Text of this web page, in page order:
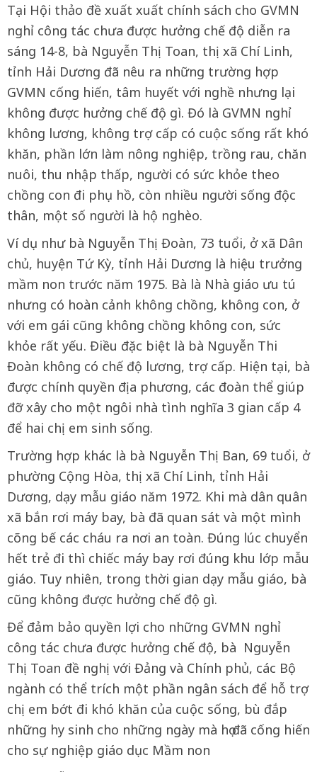
Tại Hội thảo đề xuất xuất chính sách cho GVMN
nghỉ công tác chưa được hưởng chế độ diễn ra
sáng 14-8, bà Nguyễn Thị Toan, thị xã Chí Linh,
tỉnh Hải Dương đã nêu ra những trường hợp
GVMN cống hiến, tâm huyết với nghề nhưng lại
không được hưởng chế độ gì. Đó là GVMN nghỉ
không lương, không trợ cấp có cuộc sống rất khó
khăn, phần lớn làm nông nghiệp, trồng rau, chăn
nuôi, thu nhập thấp, người có sức khỏe theo
chồng con đi phụ hồ, còn nhiều người sống độc
thân, một số người là hộ nghèo.
Ví dụ như bà Nguyễn Thị Đoàn, 73 tuổi, ở xã Dân
chủ, huyện Tứ Kỳ, tỉnh Hải Dương là hiệu trưởng
mầm non trước năm 1975. Bà là Nhà giáo ưu tú
nhưng có hoàn cảnh không chồng, không con, ở
với em gái cũng không chồng không con, sức
khỏe rất yếu. Điều đặc biệt là bà Nguyễn Thi
Đoàn không có chế độ lương, trợ cấp. Hiện tại, bà
được chính quyền địa phương, các đoàn thể giúp
đỡ xây cho một ngôi nhà tình nghĩa 3 gian cấp 4
để hai chị em sinh sống.
Trường hợp khác là bà Nguyễn Thị Ban, 69 tuổi, ở
phường Cộng Hòa, thị xã Chí Linh, tỉnh Hải
Dương, dạy mẫu giáo năm 1972. Khi mà dân quân
xã bắn rơi máy bay, bà đã quan sát và một mình
cõng bế các cháu ra nơi an toàn. Đúng lúc chuyển
hết trẻ đi thì chiếc máy bay rơi đúng khu lớp mẫu
giáo. Tuy nhiên, trong thời gian dạy mẫu giáo, bà
cũng không được hưởng chế độ gì.
Để đảm bảo quyền lợi cho những GVMN nghỉ
công tác chưa được hưởng chế độ, bà Nguyễn
Thị Toan đề nghị với Đảng và Chính phủ, các Bộ
ngành có thể trích một phần ngân sách để hỗ trợ
chị em bớt đi khó khăn của cuộc sống, bù đắp
những hy sinh cho những ngày mà họ đã cống hiến
cho sự nghiệp giáo dục Mầm non